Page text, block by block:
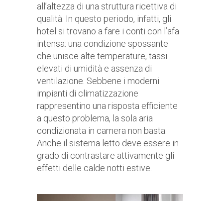
all’altezza di una struttura ricettiva di
qualità. In questo periodo, infatti, gli
hotel si trovano a fare i conti con l’afa
intensa: una condizione spossante
che unisce alte temperature, tassi
elevati di umidità e assenza di
ventilazione. Sebbene i moderni
impianti di climatizzazione
rappresentino una risposta efficiente
a questo problema, la sola aria
condizionata in camera non basta.
Anche il sistema letto deve essere in
grado di contrastare attivamente gli
effetti delle calde notti estive.